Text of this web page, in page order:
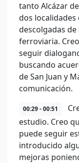
tanto Alcázar
dos
descolgadas
ferroviaria.
seguir
buscando
de San Juan y
comunicación.
00:29 - 00:51
estudio. Creo
puede seguir
introducido
mejoras